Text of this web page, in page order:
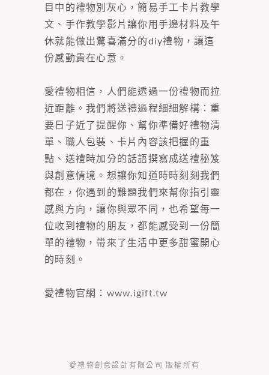
目中的禮物別灰心，簡易手工卡片教學
文、手作教學影片讓你用手邊材料及午
休就能做出驚喜滿分的diy禮物，讓這
份感動貴在心意。
愛禮物相信，人們能透過一份禮物而拉
近距離。我們將送禮過程細細解構：重
要日子近了提醒你、幫你準備好禮物清
單、職人包裝、卡片內容該把握的重
點、送禮時加分的話語撰寫成送禮秘笈
與創意情境。想讓你知道時時刻刻我們
都在，你遇到的難題我們來幫你指引靈
感與方向，讓你與眾不同，也希望每一
位收到禮物的朋友，都能感受到一份簡
單的禮物，帶來了生活中更多甜蜜開心
的時刻。
愛禮物官網： www.igift.tw
愛禮物創意設計有限公司 版權所有